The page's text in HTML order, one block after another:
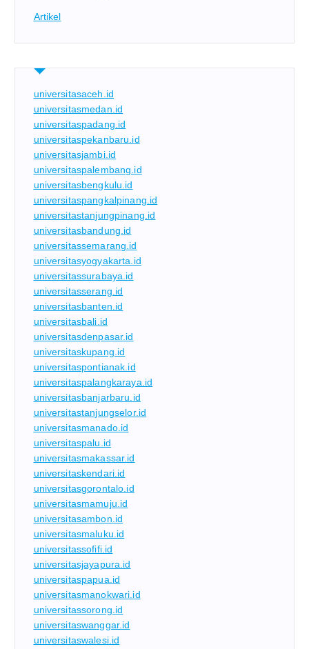
Artikel
universitasaceh.id
universitasmedan.id
universitaspadang.id
universitaspekanbaru.id
universitasjambi.id
universitaspalembang.id
universitasbengkulu.id
universitaspangkalpinang.id
universitastanjungpinang.id
universitasbandung.id
universitassemarang.id
universitasyogyakarta.id
universitassurabaya.id
universitasserang.id
universitasbanten.id
universitasbali.id
universitasdenpasar.id
universitaskupang.id
universitaspontianak.id
universitaspalangkaraya.id
universitasbanjarbaru.id
universitastanjungselor.id
universitasmanado.id
universitaspalu.id
universitasmakassar.id
universitaskendari.id
universitasgorontalo.id
universitasmamuju.id
universitasambon.id
universitasmaluku.id
universitassofifi.id
universitasjayapura.id
universitaspapua.id
universitasmanokwari.id
universitassorong.id
universitaswanggar.id
universitaswalesi.id